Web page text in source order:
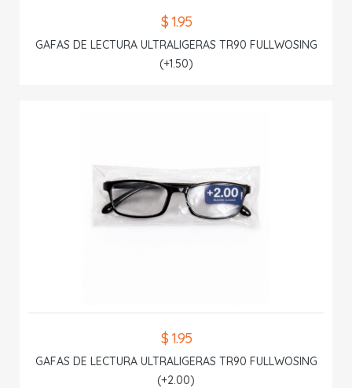
$ 1.95
GAFAS DE LECTURA ULTRALIGERAS TR90 FULLWOSING
(+1.50)
$ 1.95
GAFAS DE LECTURA ULTRALIGERAS TR90 FULLWOSING
(+2.00)